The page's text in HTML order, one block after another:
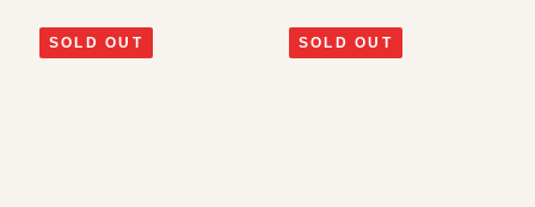
SOLD OUT SOLD OUT